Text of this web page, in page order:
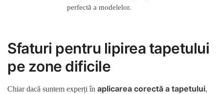
perfectă a modelelor.
Sfaturi pentru lipirea tapetului
pe zone dificile
Chiar dacă suntem experți în aplicarea corectă a tapetului,